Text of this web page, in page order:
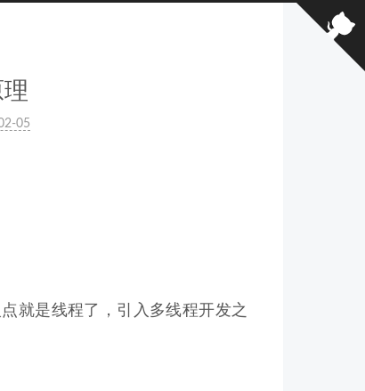
05
就是线程了，引入多线程开发之